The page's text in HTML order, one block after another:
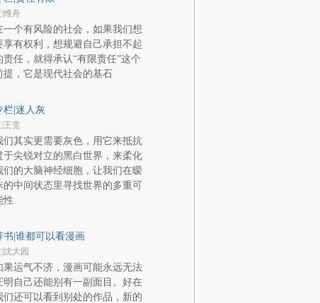
|维舟
一个有风险的社会，如果我们想
享有权利，想规避自己承担不起
责任，就得承认“有限责任”这个
提，它是现代社会的基石
栏|迷人灰
|王竞
们其实更需要灰色，用它来抵抗
于尖锐对立的黑白世界，来柔化
们的大脑神经细胞，让我们在暧
的中间状态里寻找世界的多重可
性
书|谁都可以看漫画
|沈大园
果运气不济，漫画可能永远无法
明自己还能别有一副面目。好在
们还可以看到别处的作品，新的